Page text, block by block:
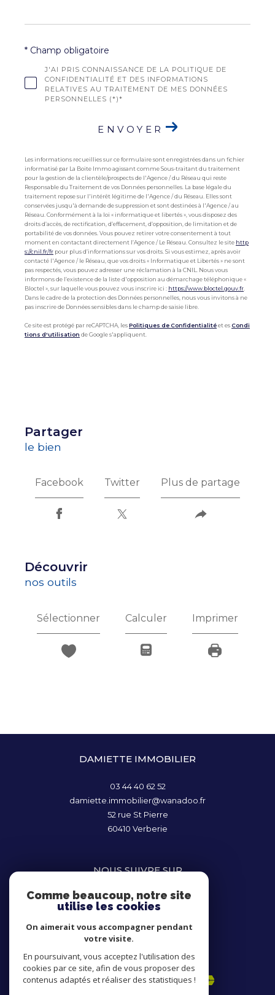
J'AI PRIS CONNAISSANCE DE LA POLITIQUE DE
CONFIDENTIALITÉ ET DES INFORMATIONS
RELATIVES AU TRAITEMENT DE MES DONNÉES
PERSONNELLES (*)*
* Champ obligatoire
ENVOYER
Les informations recueillies sur ce formulaire sont enregistrées dans un fichier
informatisé par La Boite Immo agissant comme Sous-traitant du traitement
pour la gestion de la clientèle/prospects de l'Agence / du Réseau qui reste
Responsable du Traitement de vos Données personnelles. La base légale du
traitement repose sur l'intérêt légitime de l'Agence / du Réseau. Elles sont
conservées jusqu'à demande de suppression et sont destinées à l'Agence / au
Réseau. Conformément à la loi « informatique et libertés », vous disposez des
droits d’accès, de rectification, d’effacement, d’opposition, de limitation et de
portabilité de vos données. Vous pouvez retirer votre consentement à tout
moment en contactant directement l’Agence / Le Réseau. Consultez le site http
s://cnil.fr/fr pour plus d’informations sur vos droits. Si vous estimez, après avoir
contacté l'Agence / le Réseau, que vos droits « Informatique et Libertés » ne sont
pas respectés, vous pouvez adresser une réclamation à la CNIL. Nous vous
informons de l’existence de la liste d'opposition au démarchage téléphonique «
Bloctel », sur laquelle vous pouvez vous inscrire ici : https://www.bloctel.gouv.fr
Dans le cadre de la protection des Données personnelles, nous vous invitons à ne
pas inscrire de Données sensibles dans le champ de saisie libre.
Ce site est protégé par reCAPTCHA, lesPolitiques de Confidentialitéet es Condi
tions d'utilisation de Google s'appliquent.
partager
le bien
Facebook Twitter Plus de partage
découvrir
nos outils
Sélectionner Calculer Imprimer
DAMIETTE IMMOBILIER
03 44 40 62 52
damiette.immobilier@wanadoo.fr
52 rue St Pierre
60410
Verberie
NOUS SUIVRE SUR
ADHÉRENTS
Comme beaucoup, notre site
utilise les cookies
On aimerait vous accompagner pendant
votre visite.
En poursuivant, vous acceptez l'utilisation des
cookies par ce site, afin de vous proposer des
contenus adaptés et réaliser des statistiques !